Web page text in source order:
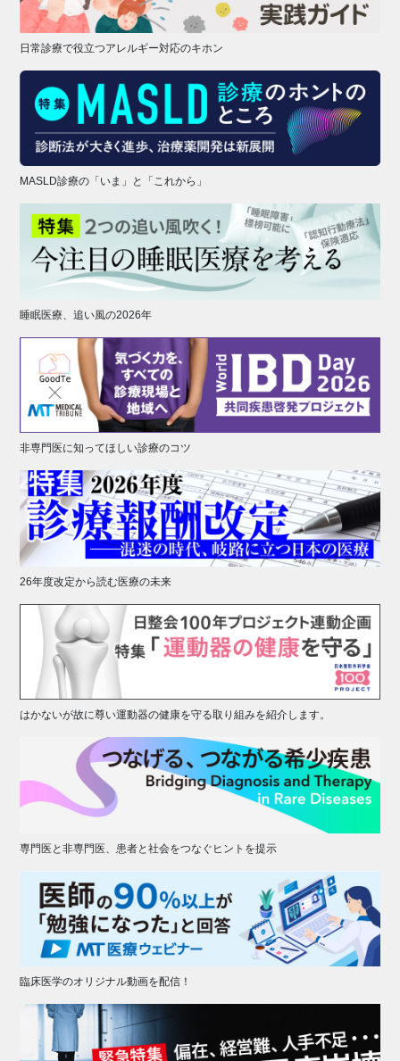
日常診療で役立つアレルギー対応のキホン
MASLD診療の「いま」と「これから」
睡眠医療、追い風の2026年
非専門医に知ってほしい診療のコツ
26年度改定から読む医療の未来
はかないが故に尊い運動器の健康を守る取り組みを紹介します。
専門医と非専門医、患者と社会をつなぐヒントを提示
臨床医学のオリジナル動画を配信！